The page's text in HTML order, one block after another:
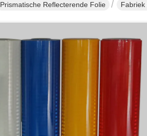
Prismatische Reflecterende Folie Fabriek